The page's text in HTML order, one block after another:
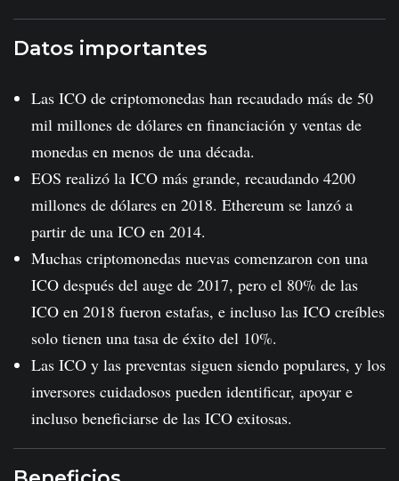
Datos importantes
Las ICO de criptomonedas han recaudado más de 50
mil millones de dólares en financiación y ventas de
monedas en menos de una década.
EOS realizó la ICO más grande, recaudando 4200
millones de dólares en 2018. Ethereum se lanzó a
partir de una ICO en 2014.
Muchas criptomonedas nuevas comenzaron con una
ICO después del auge de 2017, pero el 80% de las
ICO en 2018 fueron estafas, e incluso las ICO creíbles
solo tienen una tasa de éxito del 10%.
Las ICO y las preventas siguen siendo populares, y los
inversores cuidadosos pueden identificar, apoyar e
incluso beneficiarse de las ICO exitosas.